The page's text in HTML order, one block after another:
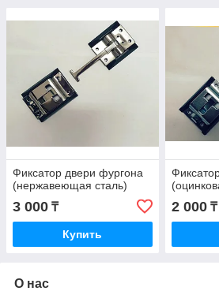
Фиксатор двери фургона
(нержавеющая сталь)
3 000 ₸
Купить
2 000₸
О нас